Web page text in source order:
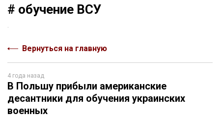
# обучение ВСУ
Вернуться на главную
4 года назад
В Польшу прибыли американские
десантники для обучения украинских
военных